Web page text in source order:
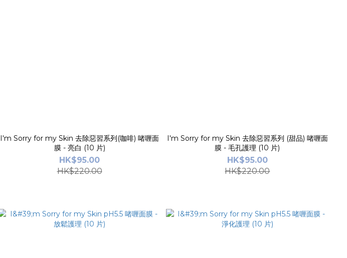
I'm Sorry for my Skin 去除惡習系列(咖啡) 啫喱面
膜 - 亮白 (10 片)
HK$95.00
HK$220.00
I'm Sorry for my Skin 去除惡習系列 (甜品) 啫喱面
膜 - 毛孔護理 (10 片)
HK$95.00
HK$220.00